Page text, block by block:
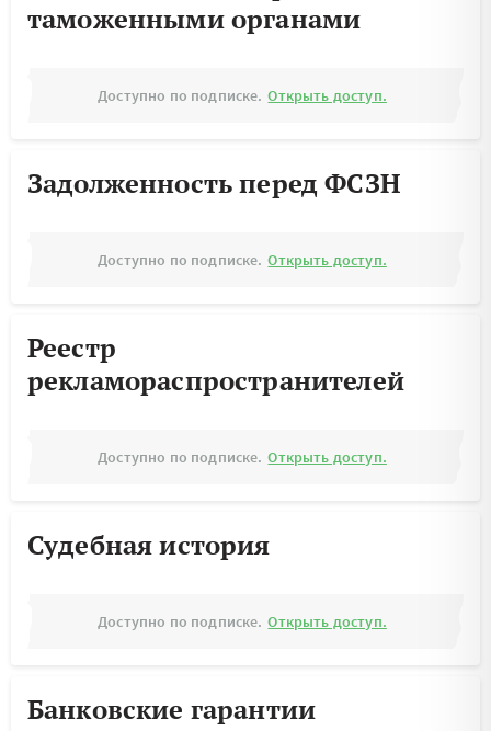
таможенными органами
Доступно по подписке. Открыть доступ.
Задолженность перед ФСЗН
Доступно по подписке. Открыть доступ.
Реестр
рекламораспространителей
Доступно по подписке. Открыть доступ.
Судебная история
Доступно по подписке. Открыть доступ.
Банковские гарантии